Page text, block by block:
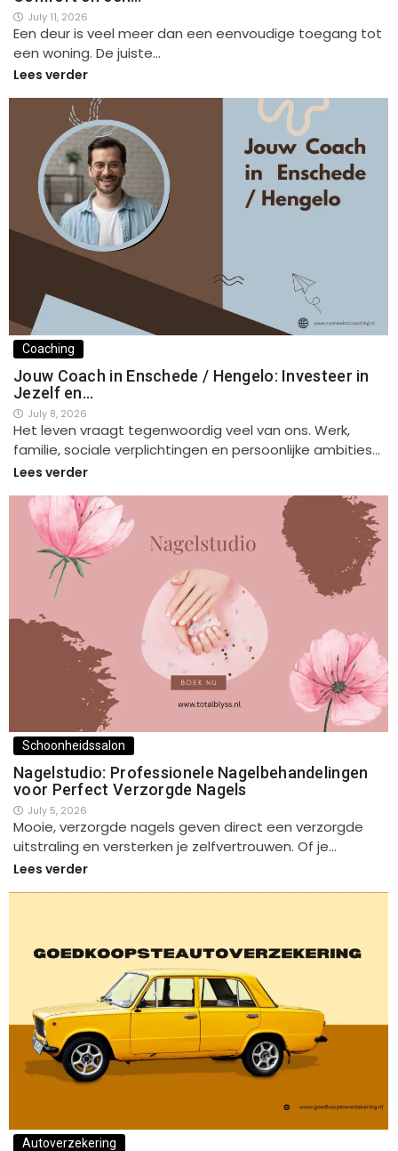
July 11, 2026
Een deur is veel meer dan een eenvoudige toegang tot
een woning. De juiste…
Lees verder
Coaching
Jouw Coach in Enschede / Hengelo: Investeer in
Jezelf en…
July 8, 2026
Het leven vraagt tegenwoordig veel van ons. Werk,
familie, sociale verplichtingen en persoonlijke ambities…
Lees verder
Schoonheidssalon
Nagelstudio: Professionele Nagelbehandelingen
voor Perfect Verzorgde Nagels
July 5, 2026
Mooie, verzorgde nagels geven direct een verzorgde
uitstraling en versterken je zelfvertrouwen. Of je…
Lees verder
Autoverzekering